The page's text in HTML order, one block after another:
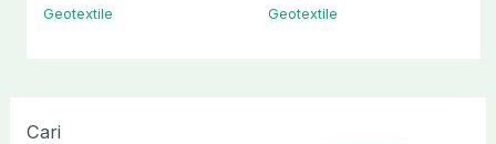
Geotextile Geotextile
Cari